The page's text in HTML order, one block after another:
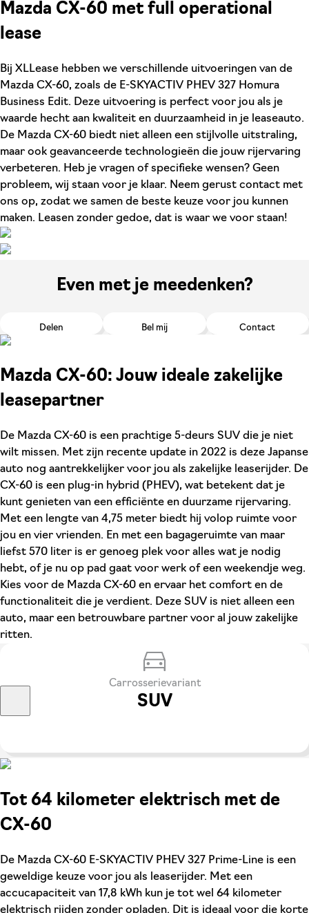
Mazda CX-60 met full operational
lease
Bij XLLease hebben we verschillende uitvoeringen van de
Mazda CX-60, zoals de E-SKYACTIV PHEV 327 Homura
Business Edit. Deze uitvoering is perfect voor jou als je
waarde hecht aan kwaliteit en duurzaamheid in je leaseauto.
De Mazda CX-60 biedt niet alleen een stijlvolle uitstraling,
maar ook geavanceerde technologieën die jouw rijervaring
verbeteren. Heb je vragen of specifieke wensen? Geen
probleem, wij staan voor je klaar. Neem gerust contact met
ons op, zodat we samen de beste keuze voor jou kunnen
maken. Leasen zonder gedoe, dat is waar we voor staan!
Even met je meedenken?
Delen Bel mij Contact
Mazda CX-60: Jouw ideale zakelijke
leasepartner
De Mazda CX-60 is een prachtige 5-deurs SUV die je niet
wilt missen. Met zijn recente update in 2022 is deze Japanse
auto nog aantrekkelijker voor jou als zakelijke leaserijder. De
CX-60 is een plug-in hybrid (PHEV), wat betekent dat je
kunt genieten van een efficiënte en duurzame rijervaring.
Met een lengte van 4,75 meter biedt hij volop ruimte voor
jou en vier vrienden. En met een bagageruimte van maar
liefst 570 liter is er genoeg plek voor alles wat je nodig
hebt, of je nu op pad gaat voor werk of een weekendje weg.
Kies voor de Mazda CX-60 en ervaar het comfort en de
functionaliteit die je verdient. Deze SUV is niet alleen een
auto, maar een betrouwbare partner voor al jouw zakelijke
ritten.
Carrosserievariant
SUV
Tot 64 kilometer elektrisch met de
CX-60
De Mazda CX-60 E-SKYACTIV PHEV 327 Prime-Line is een
geweldige keuze voor jou als leaserijder. Met een
accucapaciteit van 17,8 kWh kun je tot wel 64 kilometer
elektrisch rijden zonder opladen. Dit is ideaal voor die korte